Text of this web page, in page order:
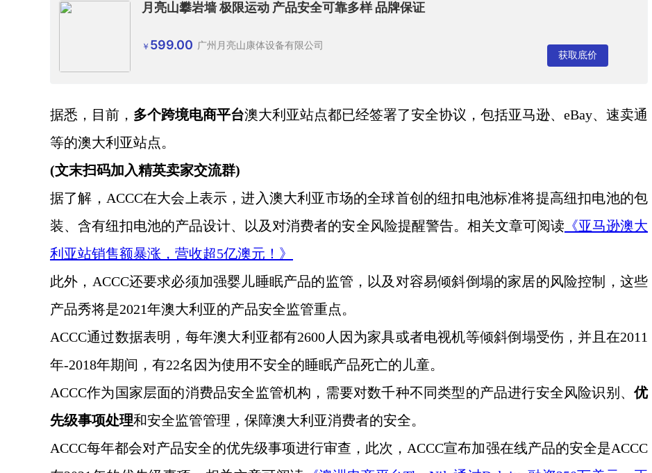
月亮山攀岩墙 极限运动 产品安全可靠多样 品牌保证
￥ 599.00 广州月亮山康体设备有限公司
获取底价
据悉，目前， 多个跨境电商平台澳大利亚站点都已经签署了安全协议，包括亚马逊、 eBay、速卖通
等的澳大利亚站点。
(文末扫码加入精英卖家交流群)
据了解， ACCC在大会上表示，进入澳大利亚市场的全球首创的纽扣电池标准将提高纽扣电池的包
装、含有纽扣电池的产品设计、以及对消费者的安全风险提醒警告。相关文章可阅读 《亚马逊澳大
利亚站销售额暴涨，营收超5亿澳元！》
此外， ACCC还要求必须加强婴儿睡眠产品的监管，以及对容易倾斜倒塌的家居的风险控制，这些
产品秀将是2021年澳大利亚的产品安全监管重点。
ACCC通过数据表明，每年澳大利亚都有2600人因为家具或者电视机等倾斜倒塌受伤，并且在2011
年-2018年期间，有22名因为使用不安全的睡眠产品死亡的儿童。
ACCC作为国家层面的消费品安全监管机构，需要对数千种不同类型的产品进行安全风险识别、优
先级事项处理和安全监管管理，保障澳大利亚消费者的安全。
ACCC每年都会对产品安全的优先级事项进行审查，此次，ACCC宣布加强在线产品的安全是ACCC